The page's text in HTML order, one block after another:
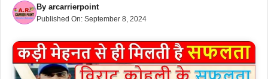
By arcarrierpoint
Published On: September 8, 2024